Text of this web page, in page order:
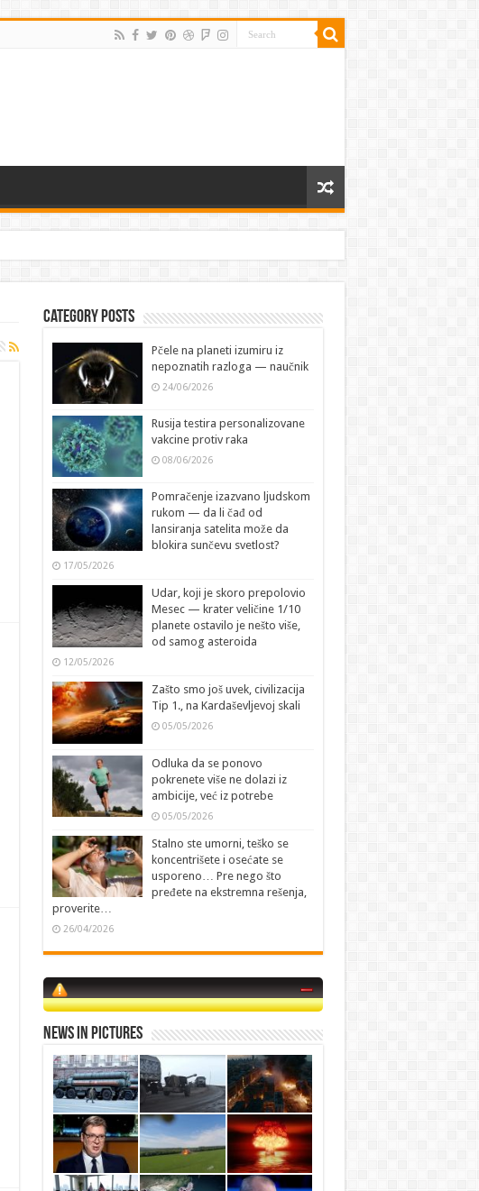
Category Posts
Pčele na planeti izumiru iz
nepoznatih razloga — naučnik
24/06/2026
Rusija testira personalizovane
vakcine protiv raka
08/06/2026
Pomračenje izazvano ljudskom
rukom — da li čađ od
lansiranja satelita može da
blokira sunčevu svetlost?
17/05/2026
Udar, koji je skoro prepolovio
Mesec — krater veličine 1/10
planete ostavilo je nešto više,
od samog asteroida
12/05/2026
Zašto smo još uvek, civilizacija
Tip 1., na Kardaševljevoj skali
05/05/2026
Odluka da se ponovo
pokrenete više ne dolazi iz
ambicije, već iz potrebe
05/05/2026
Stalno ste umorni, teško se
koncentrišete i osećate se
usporeno… Pre nego što
pređete na ekstremna rešenja,
proverite…
26/04/2026
News in Pictures